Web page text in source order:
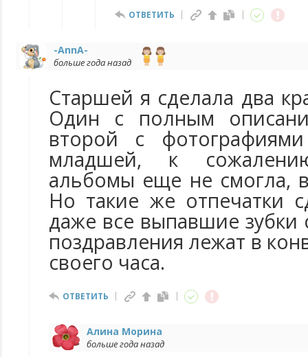
ОТВЕТИТЬ
-AnnA-
больше года назад
Старшей я сделала два
Один с полным
второй с
младшей, к
альбомы еще не смогла,
Но такие же отпечатки
даже все выпавшие зубки
поздравления лежат в
своего часа.
ОТВЕТИТЬ
Алина Морина
больше года назад